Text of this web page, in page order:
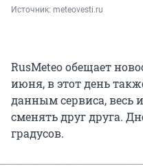
Источник: meteovesti.ru
RusMeteo обещает
июня, в этот день
данным сервиса, весь
сменять друг друга.
градусов.